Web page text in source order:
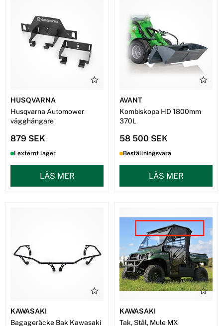
HUSQVARNA
Husqvarna Automower
vägghängare
879 SEK
I externt lager
LÄS MER
AVANT
Kombiskopa HD 1800mm
370L
58 500 SEK
Beställningsvara
LÄS MER
KAWASAKI
Bagageräcke Bak Kawasaki
KAWASAKI
Tak, Stål, Mule MX